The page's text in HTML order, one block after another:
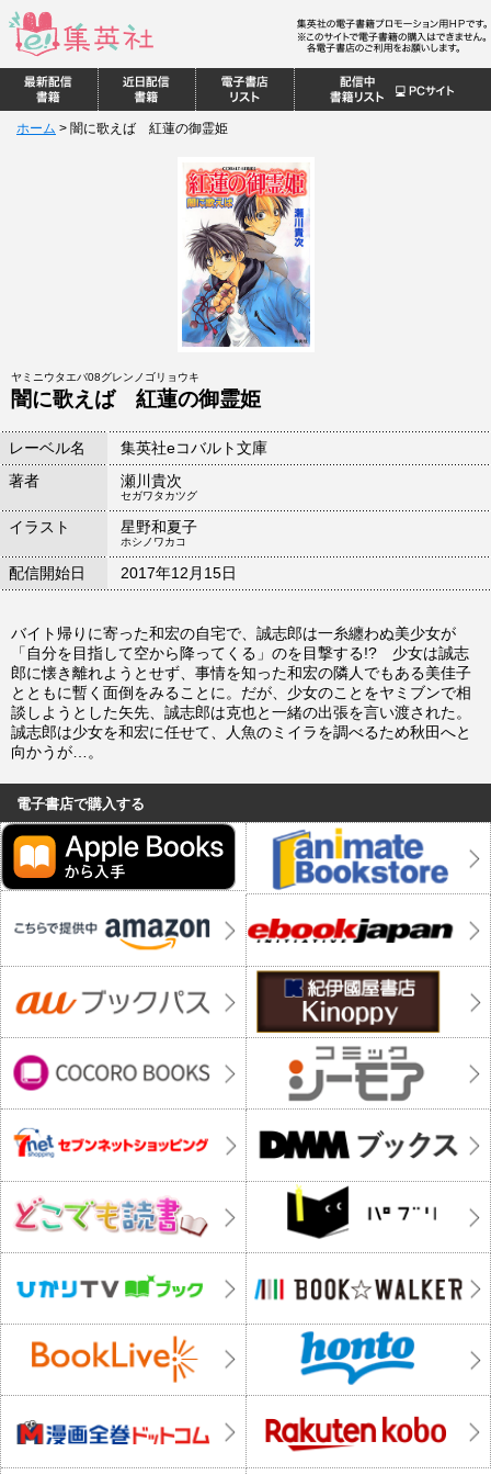
ホーム > 闇に歌えば 紅蓮の御霊姫
ヤミニウタエバ08グレンノゴリョウキ
闇に歌えば 紅蓮の御霊姫
レーベル名
集英社eコバルト文庫
著者
瀬川貴次
セガワタカツグ
イラスト 星野和夏子
ホシノワカコ
配信開始日 2017年12月15日
バイト帰りに寄った和宏の自宅で、誠志郎は一糸纏わぬ美少女が
「自分を目指して空から降ってくる」のを目撃する!? 少女は誠志
郎に懐き離れようとせず、事情を知った和宏の隣人でもある美佳子
とともに暫く面倒をみることに。だが、少女のことをヤミブンで相
談しようとした矢先、誠志郎は克也と一緒の出張を言い渡された。
誠志郎は少女を和宏に任せて、人魚のミイラを調べるため秋田へと
向かうが…。
電子書店で購入する